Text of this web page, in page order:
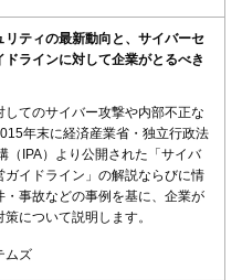
リティの最新動向と、サイバーセ
ドラインに対して企業がとるべき
してのサイバー攻撃や内部不正な
年末に経済産業省・独立行政法
（IPA）より公開された「サイバ
ガイドライン」の解説ならびに情
・事故などの事例を基に、企業が
について説明します。
ムズ